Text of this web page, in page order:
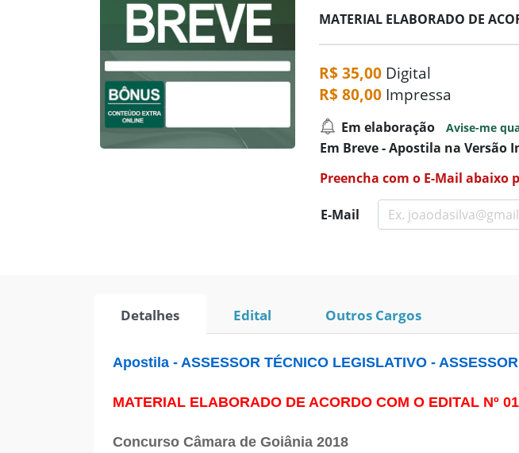
MATERIAL ELABORADO DE
R$ 35,00 Digital
R$ 80,00 Impressa
Em elaboração Avise-me
Em Breve - Apostila na Versão
Preencha com o E-Mail abaixo
E-Mail
Detalhes Edital Outros Cargos
Apostila - ASSESSOR TÉCNICO LEGISLATIVO -
MATERIAL ELABORADO DE ACORDO COM O EDITAL Nº
Concurso Câmara de Goiânia 2018